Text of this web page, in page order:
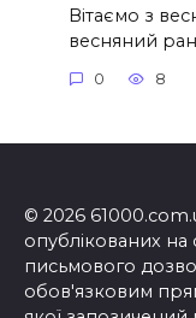
Вітаємо з
весняний
0 8
© 2026
опублікованих на
письмового
обов'язковим